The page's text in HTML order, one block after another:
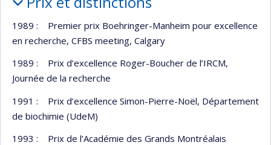
1989 : Premier prix Boehringer-Manheim pour excellence
en recherche, CFBS meeting, Calgary
1989 : Prix d’excellence Roger-Boucher de l’IRCM,
Journée de la recherche
1991 : Prix d’excellence Simon-Pierre-Noël, Département
de biochimie (UdeM)
1993 : Prix de l’Académie des Grands Montréalais